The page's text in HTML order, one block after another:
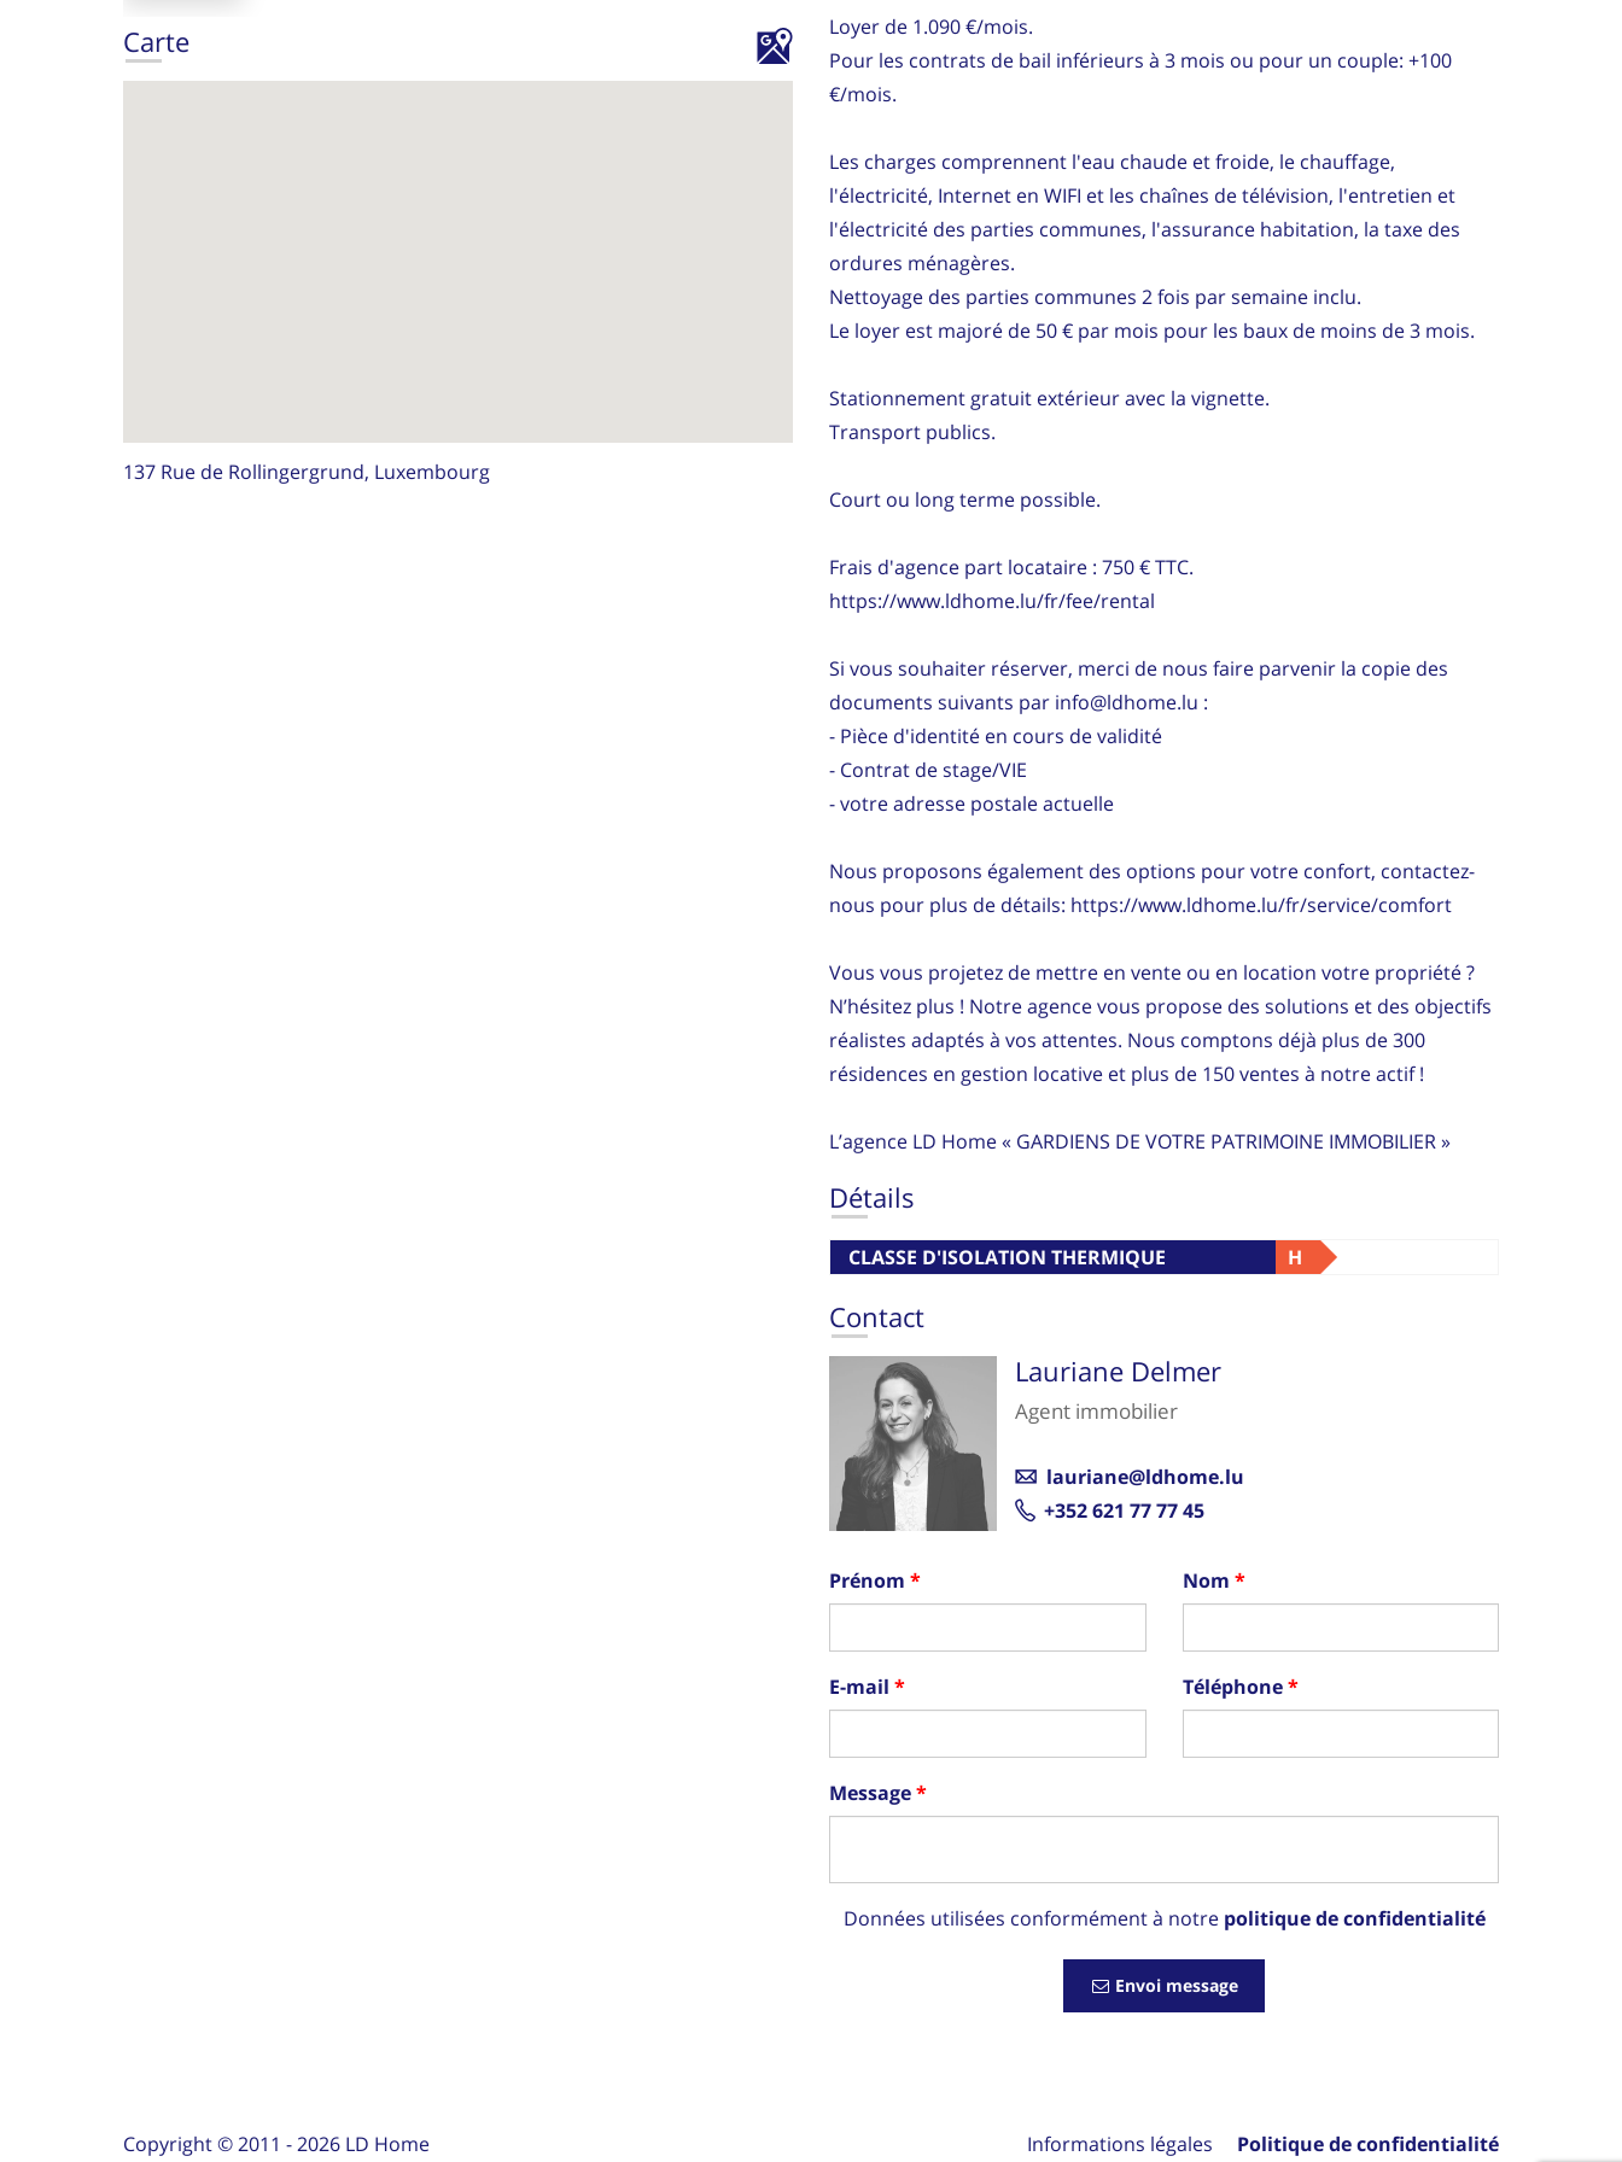
Carte
137 Rue de Rollingergrund, Luxembourg
Loyer de 1.090 €/mois.
Pour les contrats de bail inférieurs à 3 mois ou pour un couple: +100
€/mois.
Les charges comprennent l'eau chaude et froide, le chauffage,
l'électricité, Internet en WIFI et les chaînes de télévision, l'entretien et
l'électricité des parties communes, l'assurance habitation, la taxe des
ordures ménagères.
Nettoyage des parties communes 2 fois par semaine inclu.
Le loyer est majoré de 50 € par mois pour les baux de moins de 3 mois.
Stationnement gratuit extérieur avec la vignette.
Transport publics.
Court ou long terme possible.
Frais d'agence part locataire : 750 € TTC.
https://www.ldhome.lu/fr/fee/rental
Si vous souhaiter réserver, merci de nous faire parvenir la copie des
documents suivants par info@ldhome.lu :
- Pièce d'identité en cours de validité
- Contrat de stage/VIE
- votre adresse postale actuelle
Nous proposons également des options pour votre confort, contactez-
nous pour plus de détails: https://www.ldhome.lu/fr/service/comfort
Vous vous projetez de mettre en vente ou en location votre propriété ?
N’hésitez plus ! Notre agence vous propose des solutions et des objectifs
réalistes adaptés à vos attentes. Nous comptons déjà plus de 300
résidences en gestion locative et plus de 150 ventes à notre actif !
L’agence LD Home « GARDIENS DE VOTRE PATRIMOINE IMMOBILIER »
Détails
CLASSE D'ISOLATION THERMIQUE H
Contact
Lauriane Delmer
Agent immobilier
lauriane@ldhome.lu
+352 621 77 77 45
Prénom Nom
E-mail Téléphone
Message
Données utilisées conformément à notre politique de confidentialité
Envoi message
Copyright © 2011 -2026 LD Home Informations légales Politique de confidentialité